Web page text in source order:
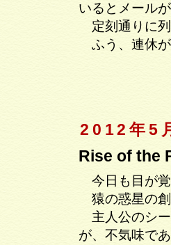
いるとメール
定刻通りに
ふう、連休
2012年5
Rise of the
今日も目が
猿の惑星の
主人公のシー
が、不気味で